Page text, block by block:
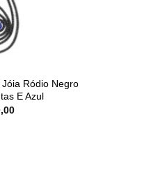
Ródio Negro
E Azul